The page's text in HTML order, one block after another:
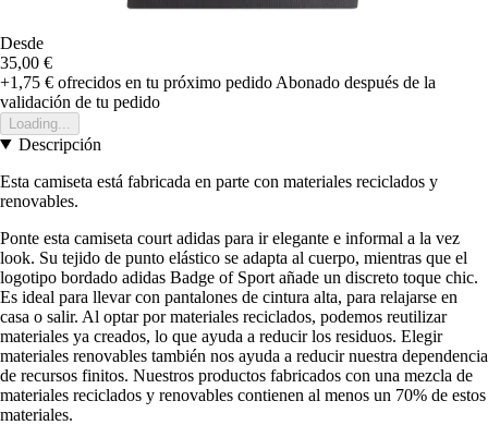
Desde
35,00 €
+1,75 € ofrecidos en tu próximo pedido Abonado después de la
validación de tu pedido
Loading...
Descripción
Esta camiseta está fabricada en parte con materiales reciclados y
renovables.
Ponte esta camiseta court adidas para ir elegante e informal a la vez
look. Su tejido de punto elástico se adapta al cuerpo, mientras que el
logotipo bordado adidas Badge of Sport añade un discreto toque chic.
Es ideal para llevar con pantalones de cintura alta, para relajarse en
casa o salir. Al optar por materiales reciclados, podemos reutilizar
materiales ya creados, lo que ayuda a reducir los residuos. Elegir
materiales renovables también nos ayuda a reducir nuestra dependencia
de recursos finitos. Nuestros productos fabricados con una mezcla de
materiales reciclados y renovables contienen al menos un 70% de estos
materiales.